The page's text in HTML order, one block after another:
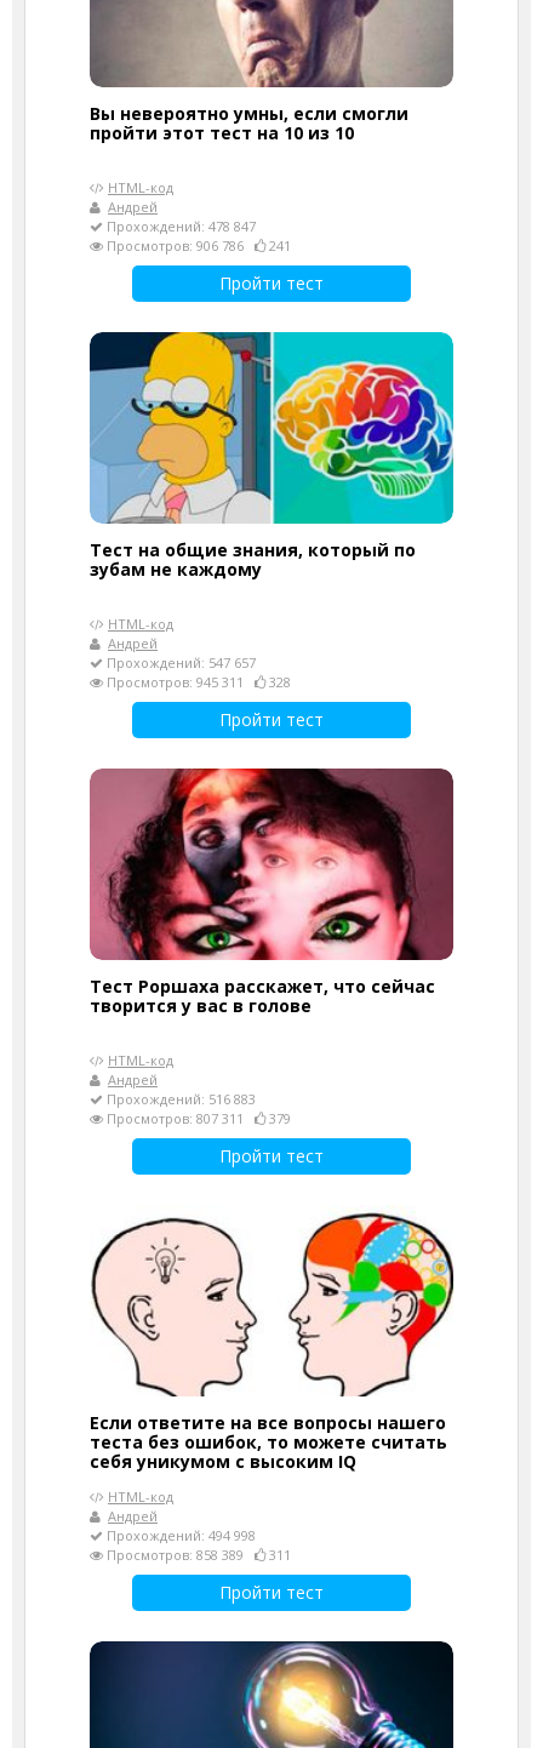
Вы невероятно умны, если смогли
пройти этот тест на 10 из 10
HTML-код
Андрей
Прохождений: 478 847
Просмотров: 906 786
241
Пройти тест
Тест на общие знания, который по
зубам не каждому
HTML-код
Андрей
Прохождений: 547 657
Просмотров: 945 311
328
Пройти тест
Тест Роршаха расскажет, что сейчас
творится у вас в голове
HTML-код
Андрей
Прохождений: 516 883
Просмотров: 807 311
379
Пройти тест
Если ответите на все вопросы нашего
теста без ошибок, то можете считать
себя уникумом с высоким IQ
HTML-код
Андрей
Прохождений: 494 998
Просмотров: 858 389
311
Пройти тест